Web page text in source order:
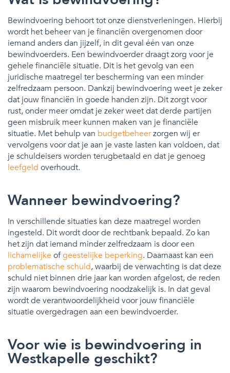
Bewindvoering behoort tot onze dienstverleningen. Hierbij
wordt het beheer van je financiën overgenomen door
iemand anders dan jijzelf, in dit geval één van onze
bewindvoerders. Een bewindvoerder draagt zorg voor je
gehele financiële situatie. Dit is het gevolg van een
juridische maatregel ter bescherming van een minder
zelfredzaam persoon. Dankzij bewindvoering weet je zeker
dat jouw financiën in goede handen zijn. Dit zorgt voor
rust, onder meer omdat je zeker weet dat derde partijen
geen misbruik meer kunnen maken van je financiële
situatie. Met behulp van budgetbeheerzorgen wij er
vervolgens voor dat je aan je vaste lasten kan voldoen, dat
je schuldeisers worden terugbetaald en dat je genoeg
leefgeld overhoudt.
Wanneer bewindvoering?
In verschillende situaties kan deze maatregel worden
ingesteld. Dit wordt door de rechtbank bepaald. Zo kan
het zijn dat iemand minder zelfredzaam is door een
lichamelijke ofgeestelijke beperking. Daarnaast kan een
problematische schuld, waarbij de verwachting is dat deze
schuld niet binnen drie jaar kan worden afgelost, de reden
zijn waarom bewindvoering noodzakelijk is. In dat geval
wordt de verantwoordelijkheid voor jouw financiële
situatie overgedragen aan een bewindvoerder.
Voor wie is bewindvoering in
Westkapelle geschikt?